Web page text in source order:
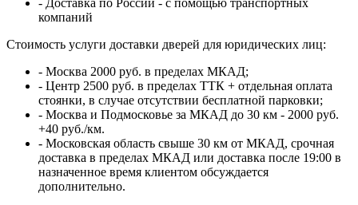
компаний
Стоимость услуги доставки дверей для юридических лиц:
- Москва 2000 руб. в пределах МКАД;
- Центр 2500 руб. в пределах ТТК + отдельная оплата
стоянки, в случае отсутствии бесплатной парковки;
- Москва и Подмосковье за МКАД до 30 км - 2000 руб.
+40 руб./км.
- Московская область свыше 30 км от МКАД, срочная
доставка в пределах МКАД или доставка после 19:00 в
назначенное время клиентом обсуждается
дополнительно.